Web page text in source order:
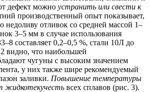
дефект можно устранить или свести к
производственный опыт показывает,
недоливу отливок со средней массой 1–
3–5 мм в случае использования
составляет 0,2–0,5 %, стали 10Л до
видно, что наибольшей
чугуны с высоким значением
у них также шире рекомендуемый
заливки. Повышение температуры
жидкотекучесть всех сплавов (рис. 3).